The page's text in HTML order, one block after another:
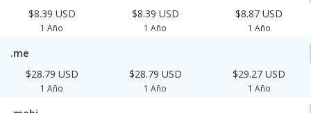
$8.39 USD
1 Año
$8.39 USD
1 Año
$8.87 USD
1 Año
.me
$28.79 USD
1 Año
$28.79 USD
1 Año
$29.27 USD
1 Año